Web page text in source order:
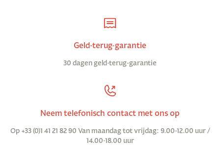
Geld-terug-garantie
30 dagen geld-terug-garantie
Neem telefonisch contact met ons op
Op +33 (0)1 41 21 82 90 Van maandag tot vrijdag: 9.00-12.00 uur /
14.00-18.00 uur